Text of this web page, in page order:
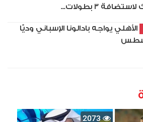
3 بطولات...
الأهلي يواجه بادالونا الإسباني وديًّا
2073